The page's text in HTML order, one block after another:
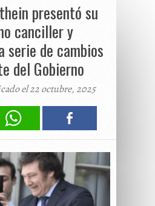
presentó su
canciller y
serie de cambios
del Gobierno
el 22 octubre, 2025